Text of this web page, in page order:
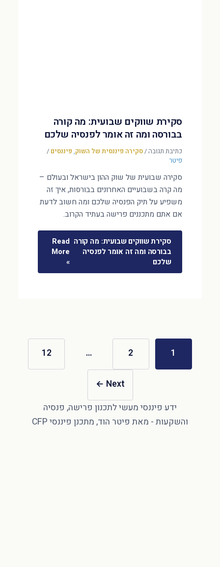
סקירת שווקים שבועית: מה קורה
בבורסה ומה זה אומר לפנסיה שלכם
כתיבת תגובה/סקירה פיננסית של השוק, פיננסים /
פיטר
סקירה שבועית של שוק ההון בישראל ובעולם –
מה קרה בשבועיים האחרונים בבורסות, איך זה
משפיע על תיק הפנסיה שלכם ומה חשוב לדעת
אם אתם מתכננים פרישה בעתיד הקרוב.
סקירת שווקים שבועית: מה קורה
בבורסה ומה זה אומר לפנסיה
שלכם
Read
More
»
1
2
…
12
Next
←